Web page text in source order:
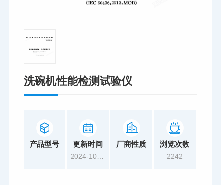
洗碗机性能检测试验仪
产品型号 更新时间 厂商性质 浏览次数
2242